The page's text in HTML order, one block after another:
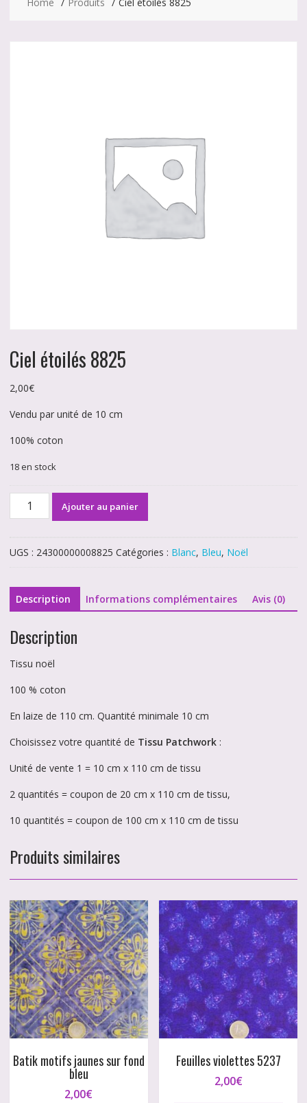
Ciel étoilés 8825
2,00€
Vendu par unité de 10 cm
100% coton
18 en stock
quantité
8825
Ajouter au panier
UGS : 24300000008825 Catégories : Blanc, Bleu, Noël
Description Informations complémentaires Avis (0)
Description
Tissu noël
100 % coton
En laize de 110 cm. Quantité minimale 10 cm
Choisissez votre quantité de Tissu Patchwork:
Unité de vente 1 = 10 cm x 110 cm de tissu
2 quantités = coupon de 20 cm x 110 cm de tissu,
10 quantités = coupon de 100 cm x 110 cm de tissu
Produits similaires
Batik motifs jaunes sur fond
bleu
2,00€
Feuilles violettes 5237
2,00€